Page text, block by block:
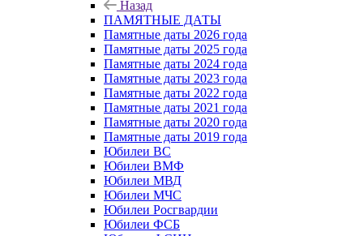
Назад
ПАМЯТНЫЕ ДАТЫ
Памятные даты 2026 года
Памятные даты 2025 года
Памятные даты 2024 года
Памятные даты 2023 года
Памятные даты 2022 года
Памятные даты 2021 года
Памятные даты 2020 года
Памятные даты 2019 года
Юбилеи ВС
Юбилеи ВМФ
Юбилеи МВД
Юбилеи МЧС
Юбилеи Росгвардии
Юбилеи ФСБ